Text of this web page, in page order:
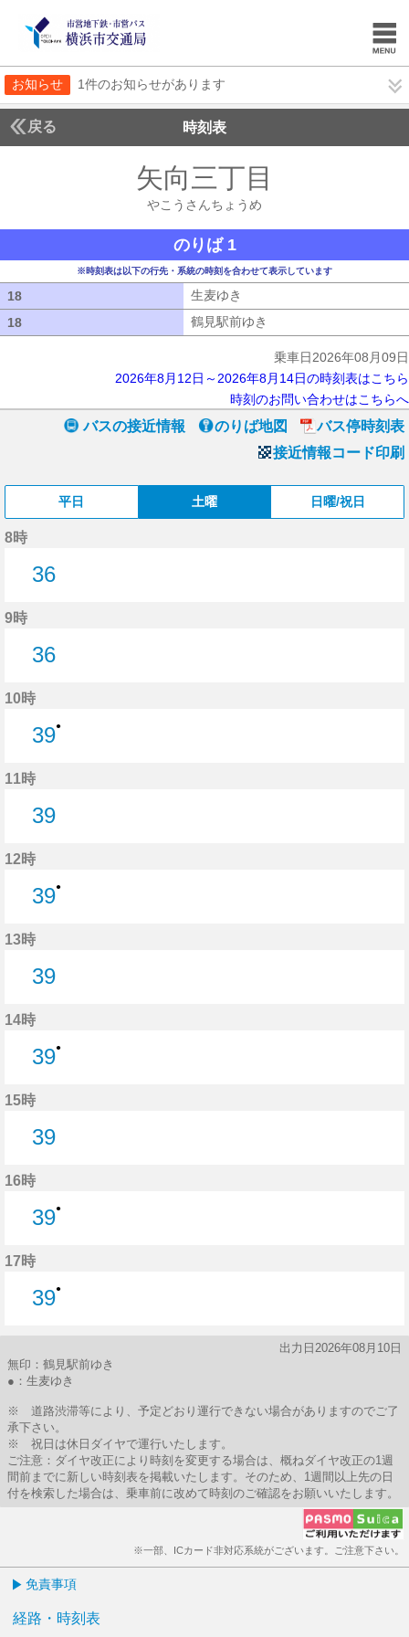
お知らせ 1件のお知らせがあります
戻る 時刻表
矢向三丁目
やこうさんちょうめ
のりば 1
※時刻表は以下の行先・系統の時刻を合わせて表示しています
18 生麦ゆき
18
鶴見駅前ゆき
乗車日2026年08月09日
2026年8月12日～2026年8月14日の時刻表はこちら
時刻のお問い合わせはこちらへ
バスの接近情報 のりば地図
バス停時刻表
接近情報コード印刷
平日 土曜 日曜/祝日
8時
36
9時
36
10時
39●
11時
39
12時
39●
13時
39
14時
39●
15時
39
16時
39●
17時
39●
出力日2026年08月10日
無印：鶴見駅前ゆき
●：生麦ゆき
※ 道路渋滞等により、予定どおり運行できない場合がありますのでご了
承下さい。
※ 祝日は休日ダイヤで運行いたします。
ご注意：ダイヤ改正により時刻を変更する場合は、概ねダイヤ改正の1週
間前までに新しい時刻表を掲載いたします。そのため、1週間以上先の日
付を検索した場合は、乗車前に改めて時刻のご確認をお願いいたします。
※一部、ICカード非対応系統がございます。ご注意下さい。
免責事項
経路・時刻表